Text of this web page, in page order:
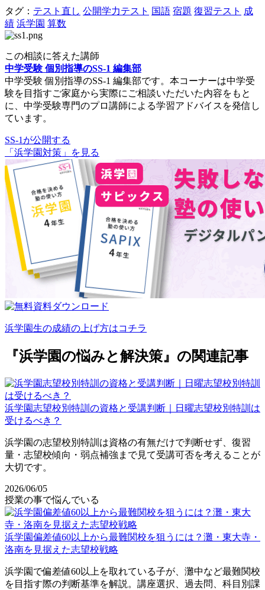
タグ： テスト直し 公開学力テスト 国語 宿題 復習テスト 成
績 浜学園 算数
この相談に答えた講師
中学受験 個別指導のSS-1 編集部
中学受験 個別指導のSS-1 編集部です。本コーナーは中学受
験を目指すご家庭から実際にご相談いただいた内容をもと
に、中学受験専門のプロ講師による学習アドバイスを発信し
ています。
SS-1が公開する
「浜学園対策」を見る
浜学園生の成績の上げ方はコチラ
『浜学園の悩みと解決策』の関連記事
浜学園志望校別特訓の資格と受講判断｜日曜志望校別特訓は
受けるべき？
浜学園の志望校別特訓は資格の有無だけで判断せず、復習
量・志望校傾向・弱点補強まで見て受講可否を考えることが
大切です。
2026/06/05
授業の事で悩んでいる
浜学園偏差値60以上から最難関校を狙うには？灘・東大寺・
洛南を見据えた志望校戦略
浜学園で偏差値60以上を取れている子が、灘中など最難関校
を目指す際の判断基準を解説。講座選択、過去問、科目別課